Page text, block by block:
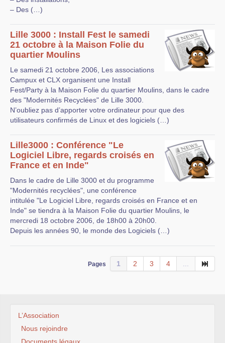
– Des (…)
Lille 3000 : Install Fest le samedi
21 octobre à la Maison Folie du
quartier Moulins
Le samedi 21 octobre 2006, Les associations
Campux et CLX organisent une Install
Fest/Party à la Maison Folie du quartier Moulins, dans le cadre
des "Modernités Recyclées" de Lille 3000.
N’oubliez pas d’apporter votre ordinateur pour que des
utilisateurs confirmés de Linux et des logiciels (…)
Lille3000 : Conférence "Le
Logiciel Libre, regards croisés en
France et en Inde"
Dans le cadre de Lille 3000 et du programme
"Modernités recyclées", une conférence
intitulée "Le Logiciel Libre, regards croisés en France et en
Inde" se tiendra à la Maison Folie du quartier Moulins, le
mercredi 18 octobre 2006, de 18h00 à 20h00.
Depuis les années 90, le monde des Logiciels (…)
Pages 1 2 3 4
L’Association
Nous rejoindre